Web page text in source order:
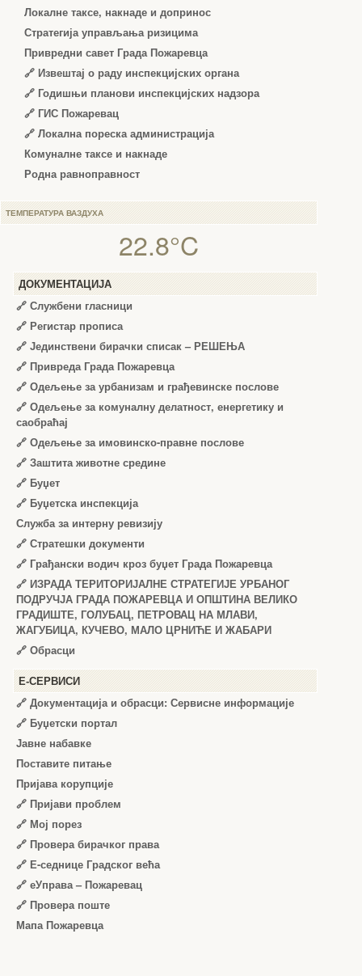
Локалне таксе, накнаде и допринос
Стратегија управљања ризицима
Привредни савет Града Пожаревца
🔗 Извештај о раду инспекцијских органа
🔗 Годишњи планови инспекцијских надзора
🔗 ГИС Пожаревац
🔗 Локална пореска администрација
Комуналне таксе и накнаде
Родна равноправност
ТЕМПЕРАТУРА ВАЗДУХА
22.8°C
ДОКУМЕНТАЦИЈА
🔗 Службени гласници
🔗 Регистар прописа
🔗 Јединствени бирачки списак – РЕШЕЊА
🔗 Привреда Града Пожаревца
🔗 Одељење за урбанизам и грађевинске послове
🔗 Одељење за комуналну делатност, енергетику и
саобраћај
🔗 Одељење за имовинско-правне послове
🔗 Заштита животне средине
🔗 Буџет
🔗 Буџетска инспекција
Служба за интерну ревизију
🔗 Стратешки документи
🔗 Грађански водич кроз буџет Града Пожаревца
🔗 ИЗРАДА ТЕРИТОРИЈАЛНЕ СТРАТЕГИЈЕ УРБАНОГ
ПОДРУЧЈА ГРАДА ПОЖАРЕВЦА И ОПШТИНА ВЕЛИКО
ГРАДИШТЕ, ГОЛУБАЦ, ПЕТРОВАЦ НА МЛАВИ,
ЖАГУБИЦА, КУЧЕВО, МАЛО ЦРНИЋЕ И ЖАБАРИ
🔗 Обрасци
Е-СЕРВИСИ
🔗 Документација и обрасци: Сервисне информације
🔗 Буџетски портал
Јавне набавке
Поставите питање
Пријава корупције
🔗 Пријави проблем
🔗 Мој порез
🔗 Провера бирачког права
🔗 Е-седнице Градског већа
🔗 еУправа – Пожаревац
🔗 Провера поште
Мапа Пожаревца